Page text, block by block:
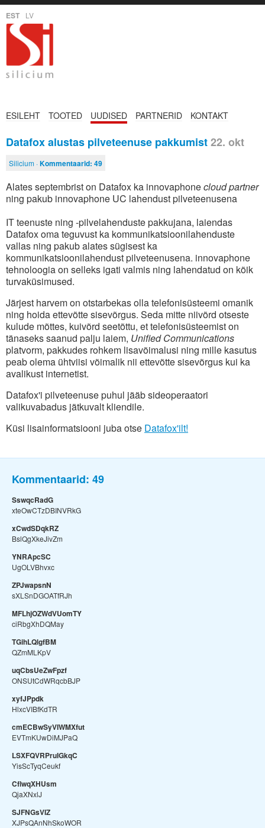
EST LV
ESILEHT TOOTED UUDISED PARTNERID KONTAKT
Datafox alustas pilveteenuse pakkumist22. okt
Silicium ·Kommentaarid: 49
Alates septembrist on Datafox ka innovaphonecloud partner
ning pakub innovaphone UC lahendust pilveteenusena
IT teenuste ning -pilvelahenduste pakkujana, laiendas
Datafox oma teguvust ka kommunikatsioonilahenduste
vallas ning pakub alates sügisest ka
kommunikatsioonilahendust pilveteenusena. innovaphone
tehnoloogia on selleks igati valmis ning lahendatud on kõik
turvaküsimused.
Järjest harvem on otstarbekas olla telefonisüsteemi omanik
ning hoida ettevõtte sisevõrgus. Seda mitte niivõrd otseste
kulude mõttes, kuivõrd seetõttu, et telefonisüsteemist on
tänaseks saanud palju laiem, Unified Communications
platvorm, pakkudes rohkem lisavõimalusi ning mille kasutus
peab olema ühtviisi võimalik nii ettevõtte sisevõrgus kui ka
avalikust internetist.
Datafox'i pilveteenuse puhul jääb sideoperaatori
valikuvabadus jätkuvalt kliendile.
Küsi lisainformatsiooni juba otse Datafox'ilt!
Kommentaarid: 49
SswqcRadG
xteOwCTzDBINVRkG
xCwdSDqkRZ
BslQgXkeJivZm
YNRApcSC
UgOLVBhvxc
ZPJwapsnN
sXLSnDGOATfRJh
MFLhjOZWdVUomTY
ciRbgXhDQMay
TGihLQlgfBM
QZmMLKpV
uqCbsUeZwFpzf
ONSUtCdWRqcbBJP
xyfJPpdk
HlxcVIBfKdTR
cmECBwSyVIWMXfut
EVTmKUwDiMJPaQ
LSXFQVRPruIGkqC
YisScTyqCeukf
CflwqXHUsm
QjaXNxlJ
SJFNGsVIZ
XJPsQAnNhSkoWOR